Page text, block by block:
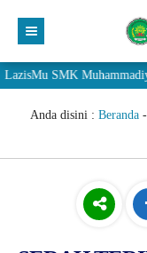
SMK Muhammadiyah
Anda disini : Beranda -